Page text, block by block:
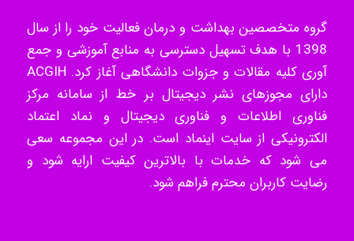
Mohammad
Tavan
گروه متخصصین بهداشت و درمان فعالیت خود را از سال
1398 با هدف تسهیل دسترسی به منابع آموزشی و جمع
آوری کلیه مقالات و جزوات دانشگاهی آغاز کرد. ACGIH
دارای مجوزهای نشر دیجیتال بر خط از سامانه مرکز
فناوری اطلاعات و فناوری دیجیتال و نماد اعتماد
الکترونیکی از سایت اینماد است. در این مجموعه سعی
می شود که خدمات با بالاترین کیفیت ارایه شود و
رضایت کاربران محترم فراهم شود.